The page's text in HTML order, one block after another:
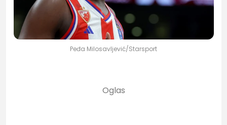
Peđa Milosavljević/Starsport